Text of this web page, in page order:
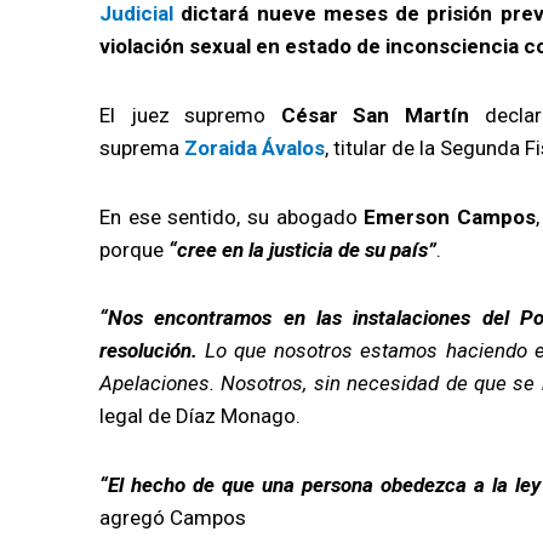
Judicial dictará nueve meses de prisión
violación sexual en estado de inconsciencia
El juez supremo César San Martín
suprema Zoraida Ávalos, titular de la Segunda
En ese sentido, su abogado Emerson Campos
porque “cree en la justicia de su país”.
“Nos encontramos en las instalaciones del
resolución. Lo que nosotros estamos haciendo
Apelaciones. Nosotros, sin necesidad de que
legal de Díaz Monago.
“El hecho de que una persona obedezca a la
agregó Campos